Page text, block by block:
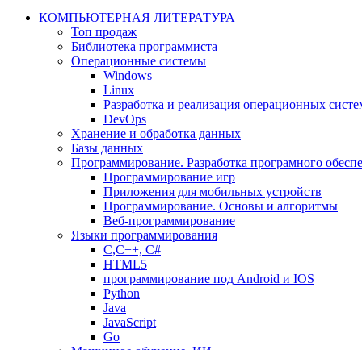
КОМПЬЮТЕРНАЯ ЛИТЕРАТУРА
Топ продаж
Библиотека программиста
Операционные системы
Windows
Linux
Разработка и реализация операционных
DevOps
Хранение и обработка данных
Базы данных
Программирование. Разработка програмного
Программирование игр
Приложения для мобильных устройств
Программирование. Основы и алгоритмы
Веб-программирование
Языки программирования
С,С++, С#
HTML5
программирование под Android и IOS
Python
Java
JavaScript
Go